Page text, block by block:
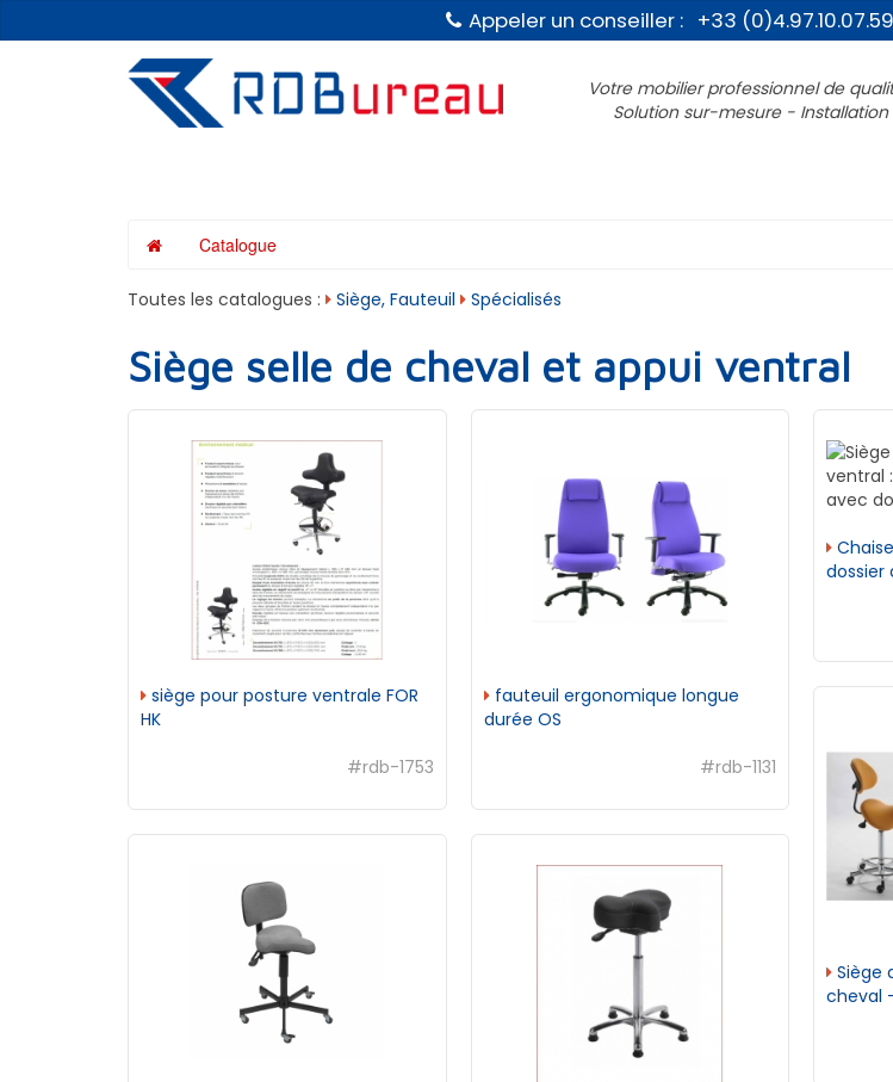
Appeler un conseiller : +33
Votre mobilier professionnel de
Solution sur-mesure -
Catalogue
Toutes les catalogues : Siège, Fauteuil Spécialisés
Siège selle de cheval et appui ventral
siège pour posture ventrale FOR
HK
#rdb-1753
fauteuil ergonomique longue
durée OS
#rdb-1131
dossier
Siège
cheval